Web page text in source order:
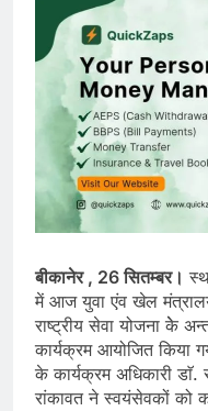
बीकानेर , 26 सितम्बर।
में आज युवा एंव खेल मंत्रालय,
राष्ट्रीय सेवा योजना केे
कार्यक्रम आयोजित किया
के कार्यक्रम अधिकारी
रांकावत ने स्वयंसेवकों को